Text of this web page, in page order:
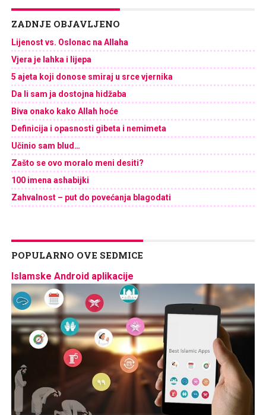
ZADNJE OBJAVLJENO
Lijenost vs. Oslonac na Allaha
Vjera je lahka i lijepa
5 ajeta koji donose smiraj u srce vjernika
Da li sam ja dostojna hidžaba
Biva onako kako Allah hoće
Definicija i opasnosti gibeta i nemimeta
Učinio sam blud…
Zašto se ovo moralo meni desiti?
100 imena ashabijki
Zahvalnost – put do povećanja blagodati
POPULARNO OVE SEDMICE
Islamske Android aplikacije